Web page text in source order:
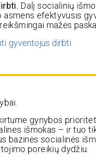
Dalį socialinių
efektyvusis
mažės
gyventojus dirbti
gynybos
išmokas – ir tuo
bazinės socialinės
poreikių dydžiu.